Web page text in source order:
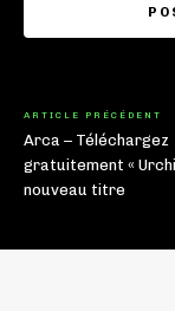
ARTICLE PRÉCÉDENT
Arca – Téléchargez
gratuitement «
nouveau titre